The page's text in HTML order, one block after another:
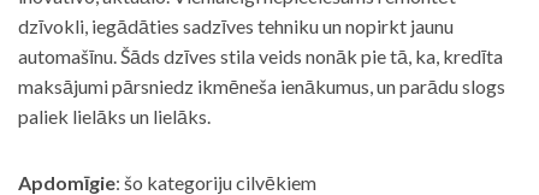
dzīvokli, iegādāties sadzīves tehniku un nopirkt jaunu
automašīnu. Šāds dzīves stila veids nonāk pie tā, ka, kredīta
maksājumi pārsniedz ikmēneša ienākumus, un parādu slogs
paliek lielāks un lielāks.
Apdomīgie: šo kategoriju cilvēkiem